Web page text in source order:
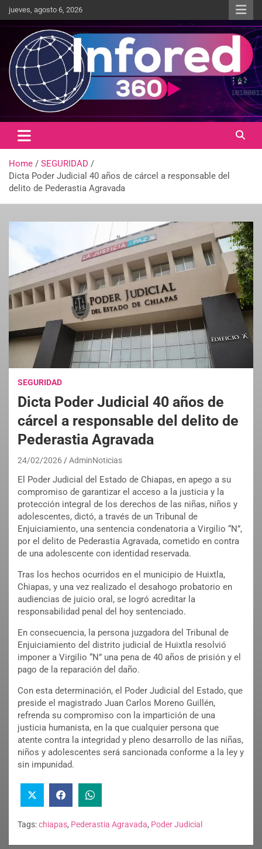
jueves, agosto 6, 2026
infored360.mx
Un giro en la información
Home
SEGURIDAD
Dicta Poder Judicial 40 años de cárcel a responsable del
delito de Pederastia Agravada
SEGURIDAD
Dicta Poder Judicial 40 años de
cárcel a responsable del delito de
Pederastia Agravada
24/02/2026 AdminNoticias
El Poder Judicial del Estado de Chiapas, en apego a su
compromiso de garantizar el acceso a la justicia y la
protección integral de los derechos de las niñas, niños y
adolescentes, dictó, a través de un Tribunal de
Enjuiciamiento, una sentencia condenatoria a Virgilio “N”,
por el delito de Pederastia Agravada, cometido en contra
de una adolescente con identidad reservada.
Tras los hechos ocurridos en el municipio de Huixtla,
Chiapas, y una vez realizado el desahogo probatorio en
audiencias de juicio oral, se logró acreditar la
responsabilidad penal del hoy sentenciado.
En consecuencia, la persona juzgadora del Tribunal de
Enjuiciamiento del distrito judicial de Huixtla resolvió
imponer a Virgilio “N” una pena de 40 años de prisión y el
pago de la reparación del daño.
Con esta determinación, el Poder Judicial del Estado, que
preside el magistrado Juan Carlos Moreno Guillén,
refrenda su compromiso con la impartición de una
justicia humanista, en la que cualquier persona que
atente contra la integridad y pleno desarrollo de las niñas,
niños y adolescentes será sancionada conforme a la ley y
sin impunidad.
Tags:chiapas, Pederastia Agravada, Poder Judicial